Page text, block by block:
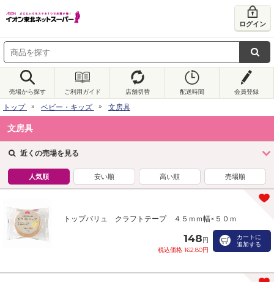
ログイン
売場から探す ご利用ガイド 店舗切替 配送時間 会員登録
トップ ベビー・キッズ 文房具
文房具
近くの売場を見る
人気順 安い順 高い順 売場順
トップバリュ クラフトテープ ４５ｍｍ幅×５０ｍ
148円
税込価格 162.80円
カートに
追加する